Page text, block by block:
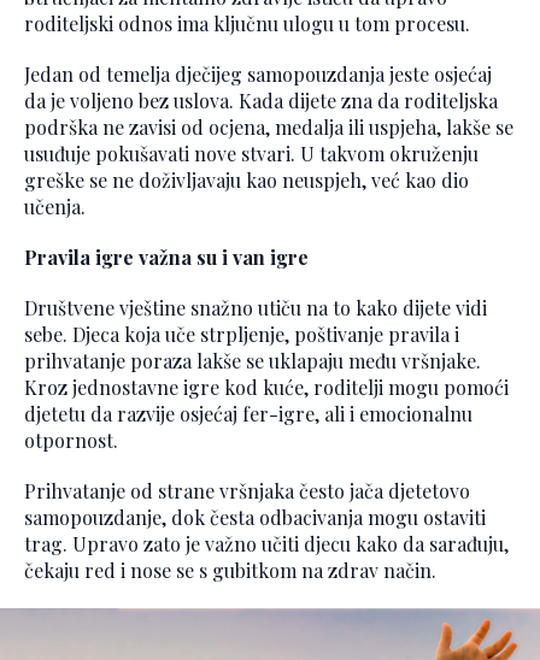
roditeljski odnos ima ključnu ulogu u tom procesu.
Jedan od temelja dječijeg samopouzdanja jeste osjećaj
da je voljeno bez uslova. Kada dijete zna da roditeljska
podrška ne zavisi od ocjena, medalja ili uspjeha, lakše se
usuđuje pokušavati nove stvari. U takvom okruženju
greške se ne doživljavaju kao neuspjeh, već kao dio
učenja.
Pravila igre važna su i van igre
Društvene vještine snažno utiču na to kako dijete vidi
sebe. Djeca koja uče strpljenje, poštivanje pravila i
prihvatanje poraza lakše se uklapaju među vršnjake.
Kroz jednostavne igre kod kuće, roditelji mogu pomoći
djetetu da razvije osjećaj fer-igre, ali i emocionalnu
otpornost.
Prihvatanje od strane vršnjaka često jača djetetovo
samopouzdanje, dok česta odbacivanja mogu ostaviti
trag. Upravo zato je važno učiti djecu kako da sarađuju,
čekaju red i nose se s gubitkom na zdrav način.